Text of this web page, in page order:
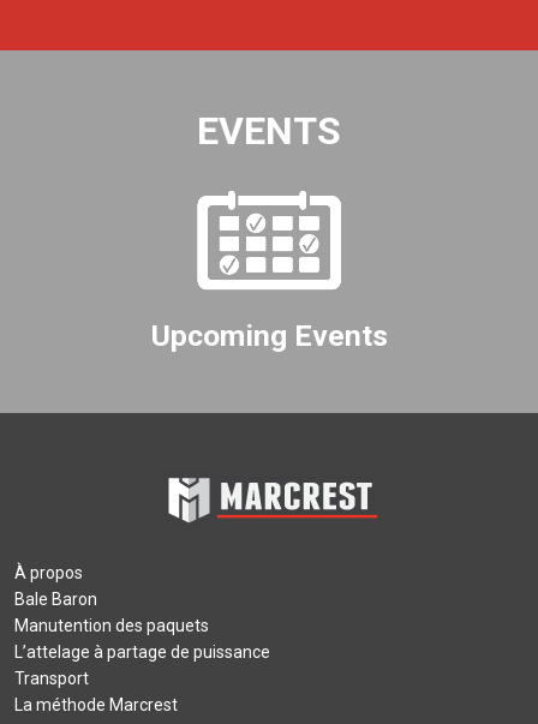
EVENTS
Upcoming Events
À propos
Bale Baron
Manutention des paquets
L’attelage à partage de puissance
Transport
La méthode Marcrest